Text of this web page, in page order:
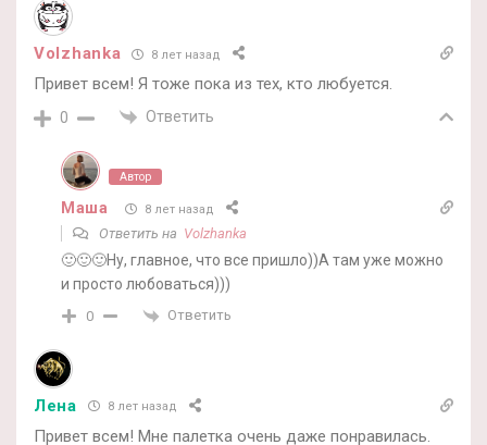
Volzhanka 8 лет назад
Привет всем! Я тоже пока из тех, кто любуется.
0 Ответить
Автор
Маша 8 лет назад
Ответить на Volzhanka
🙂🙂🙂Ну, главное, что все пришло))А там уже можно
и просто любоваться)))
0 Ответить
Лена 8 лет назад
Привет всем! Мне палетка очень даже понравилась.